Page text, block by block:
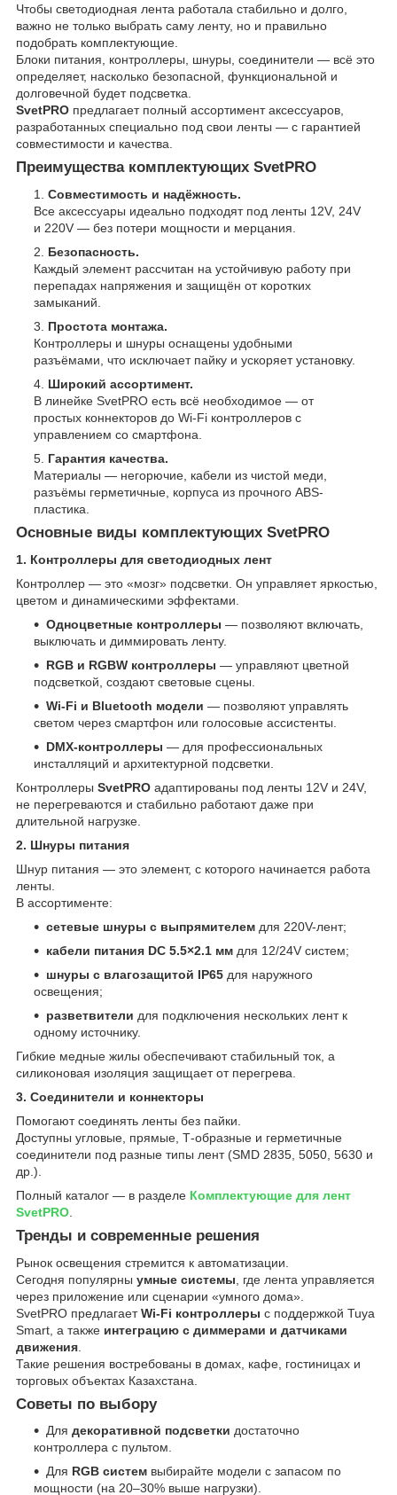
Чтобы светодиодная лента работала стабильно и долго,
важно не только выбрать саму ленту, но и правильно
подобрать комплектующие.
Блоки питания, контроллеры, шнуры, соединители — всё это
определяет, насколько безопасной, функциональной и
долговечной будет подсветка.
SvetPRO предлагает полный ассортимент аксессуаров,
разработанных специально под свои ленты — с гарантией
совместимости и качества.
Преимущества комплектующих SvetPRO
Совместимость и надёжность.
Все аксессуары идеально подходят под ленты 12V, 24V
и 220V — без потери мощности и мерцания.
Безопасность.
Каждый элемент рассчитан на устойчивую работу при
перепадах напряжения и защищён от коротких
замыканий.
Простота монтажа.
Контроллеры и шнуры оснащены удобными
разъёмами, что исключает пайку и ускоряет установку.
Широкий ассортимент.
В линейке SvetPRO есть всё необходимое — от
простых коннекторов до Wi-Fi контроллеров с
управлением со смартфона.
Гарантия качества.
Материалы — негорючие, кабели из чистой меди,
разъёмы герметичные, корпуса из прочного ABS-
пластика.
Основные виды комплектующих SvetPRO
1. Контроллеры для светодиодных лент
Контроллер — это «мозг» подсветки. Он управляет яркостью,
цветом и динамическими эффектами.
Одноцветные контроллеры — позволяют включать,
выключать и диммировать ленту.
RGB и RGBW контроллеры — управляют цветной
подсветкой, создают световые сцены.
Wi-Fi и Bluetooth модели — позволяют управлять
светом через смартфон или голосовые ассистенты.
DMX-контроллеры — для профессиональных
инсталляций и архитектурной подсветки.
Контроллеры SvetPRO адаптированы под ленты 12V и 24V,
не перегреваются и стабильно работают даже при
длительной нагрузке.
2. Шнуры питания
Шнур питания — это элемент, с которого начинается работа
ленты.
В ассортименте:
сетевые шнуры с выпрямителем для 220V-лент;
кабели питания DC 5.5×2.1 мм для 12/24V систем;
шнуры с влагозащитой IP65 для наружного
освещения;
разветвители для подключения нескольких лент к
одному источнику.
Гибкие медные жилы обеспечивают стабильный ток, а
силиконовая изоляция защищает от перегрева.
3. Соединители и коннекторы
Помогают соединять ленты без пайки.
Доступны угловые, прямые, Т-образные и герметичные
соединители под разные типы лент (SMD 2835, 5050, 5630 и
др.).
Полный каталог — в разделе Комплектующие для лент
SvetPRO
Тренды и современные решения
Рынок освещения стремится к автоматизации.
Сегодня популярны умные системы , где лента управляется
через приложение или сценарии «умного дома».
SvetPRO предлагаетWi-Fi контроллеры с поддержкой Tuya
Smart, а также интеграцию с диммерами и датчиками
движения
Такие решения востребованы в домах, кафе, гостиницах и
торговых объектах Казахстана.
Советы по выбору
Для декоративной подсветки достаточно
контроллера с пультом.
Для RGB систем выбирайте модели с запасом по
мощности (на 20–30% выше нагрузки).